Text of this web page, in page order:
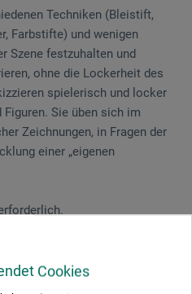
Cookies
Techniken (Bleistift,
Farbstifte) und wenigen
Szene festzuhalten und
ohne die Lockerheit des
spielerisch und locker
Sie üben sich im
Zeichnungen, in Fragen der
einer „eigenen